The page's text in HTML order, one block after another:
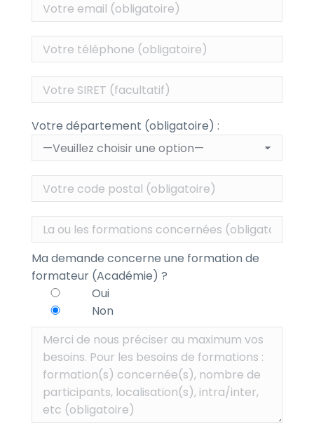
Votre département (obligatoire) :
Ma demande concerne une formation de
formateur (Académie) ?
Oui
Non